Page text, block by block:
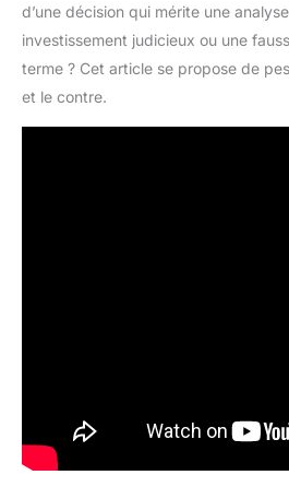
d’une décision qui mérite une
investissement judicieux ou une
terme ? Cet article se propose de
et le contre.